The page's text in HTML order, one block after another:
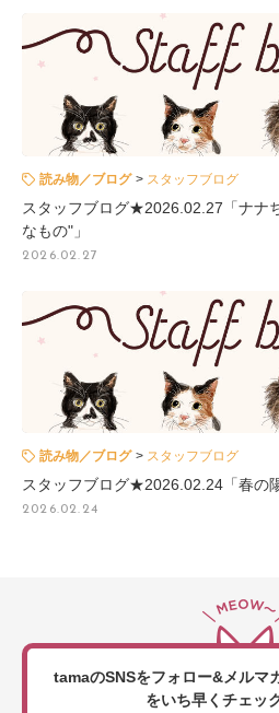
読み物／ブログ スタッフブログ
スタッフブログ★2026.02.27「ナナ
なもの"」
2026.02.27
読み物／ブログ スタッフブログ
スタッフブログ★2026.02.24「春の
2026.02.24
tamaのSNSをフォロー&メルマ
をいち早くチェッ